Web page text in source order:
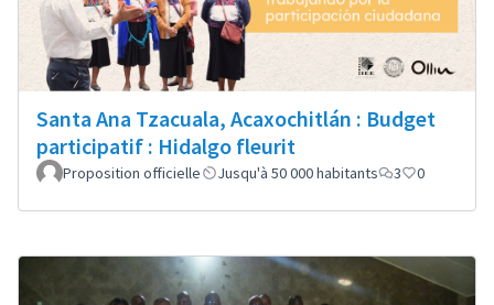
Santa Ana Tzacuala, Acaxochitlán : Budget
participatif : Hidalgo fleurit
Proposition officielle Jusqu'à 50 000 habitants 3 0